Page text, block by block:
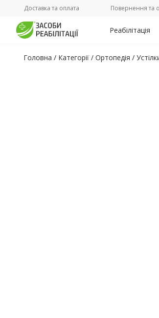
Доставка та оплата Повернення та
Реабілітація
Головна / Категорії / Ортопедія /